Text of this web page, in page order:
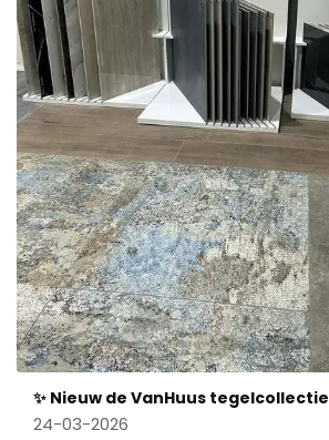
✨ Nieuw de VanHuus tegelcollectie
24-03-2026